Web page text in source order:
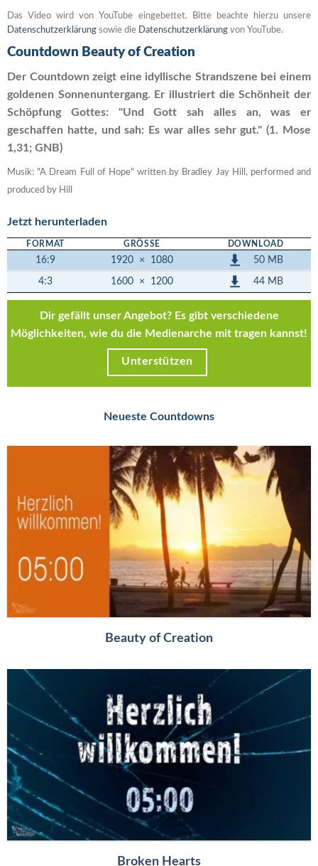
Das Video wird von YouTube eingebettet. Bitte beachte hierzu unsere
Datenschutzerklärung sowie die Datenschutzerklärung von YouTube.
Countdown Beauty of Creation
Der Countdown zeigt eine idyllische Strandszene bei einem
goldenen Sonnenuntergang. Er illustriert die Schönheit der
Schöpfung Gottes: "Und Gott sah alles an, was er
geschaffen hatte, und sah: Es war alles sehr gut." (1. Mose
1,31; GNB)
Musik: "A Dream Full of Hope" written by Bradley Jay Hill, performed and
produced by Hill
Jetzt herunterladen
FORMAT GRÖSSE DOWNLOAD
16:9 1920 × 1080 50 MB
4:3 1600 × 1200 44 MB
Dir gefällt unser Angebot? Es gibt verschiedene
Möglichkeiten, wie du die Medienarche mit tragen kannst!
Unterstützen
Neueste Countdowns
Beauty of Creation
Broken Hearts